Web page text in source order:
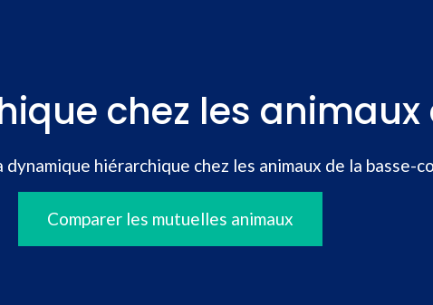
chez les
dynamique hiérarchique chez les animaux de la basse-
Comparer les mutuelles animaux